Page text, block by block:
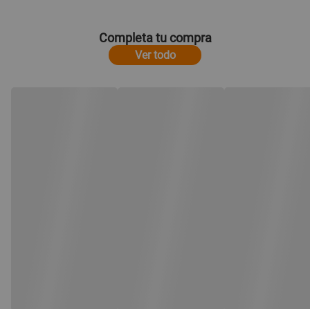
Completa tu compra
Ver todo